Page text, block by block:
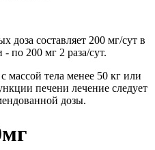
доза составляет 200 мг/сут в
по 200 мг 2 раза/сут.
массой тела менее 50 кг или
печени лечение следует
дозы.